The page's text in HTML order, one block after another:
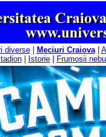
diverse| Meciuri Craiova|
| Istorie| Frumosii